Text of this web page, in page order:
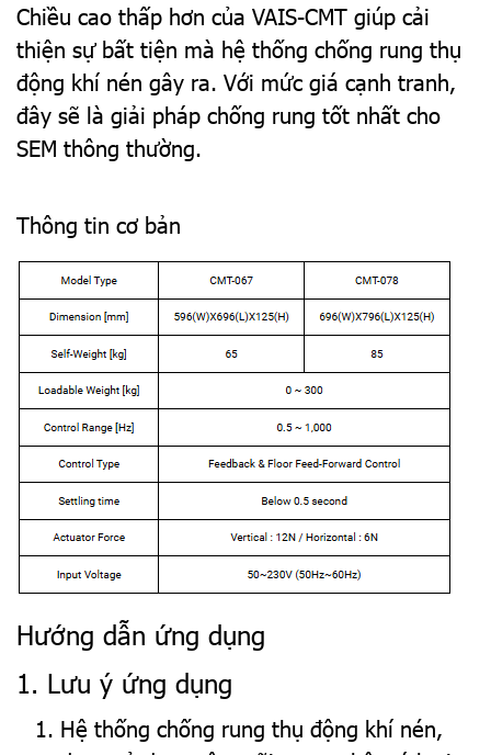
Chiều cao thấp hơn của VAIS-CMT giúp cải
thiện sự bất tiện mà hệ thống chống rung thụ
động khí nén gây ra. Với mức giá cạnh tranh,
đây sẽ là giải pháp chống rung tốt nhất cho
SEM thông thường.
Thông tin cơ bản
Hướng dẫn ứng dụng
1. Lưu ý ứng dụng
Hệ thống chống rung thụ động khí nén,